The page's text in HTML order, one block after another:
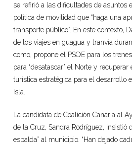
se refirió a las dificultades de asuntos
política de movilidad que “haga una
transporte público”. En este contexto,
de los viajes en guagua y tranvía
como, propone el PSOE para los
para “desatascar” el Norte y
turística estratégica para el desarrollo
Isla.
La candidata de Coalición Canaria al
de la Cruz, Sandra Rodríguez, insistió
espalda” al municipio. “Han dejado